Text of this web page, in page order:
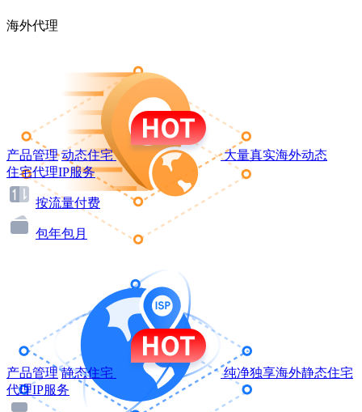
海外代理
产品管理 动态住宅
大量真实海外动态
住宅代理IP服务
按流量付费
包年包月
产品管理 静态住宅
纯净独享海外静态住宅
代理IP服务